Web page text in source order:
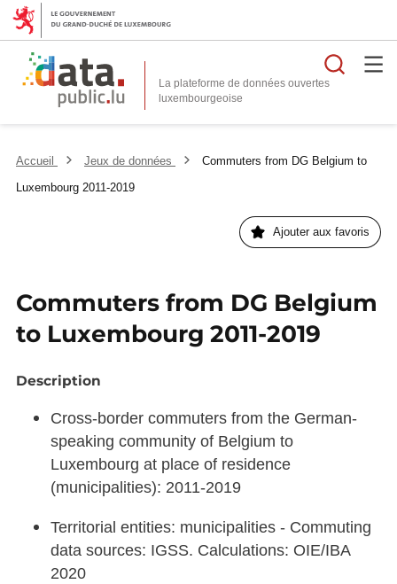
La plateforme de données ouvertes
Accueil Jeux de données
Commuters from DG Belgium to
Luxembourg 2011-2019
Ajouter aux favoris
Commuters from DG Belgium
to Luxembourg 2011-2019
Description
Cross-border commuters from the German-
speaking community of Belgium to
Luxembourg at place of residence
(municipalities): 2011-2019
Territorial entities: municipalities - Commuting
data sources: IGSS. Calculations: OIE/IBA
2020